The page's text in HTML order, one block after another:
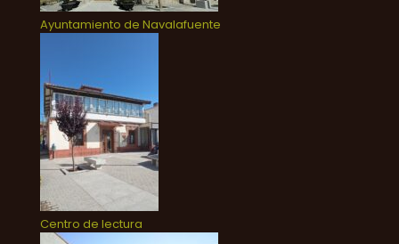
Ayuntamiento de Navalafuente
Centro de lectura